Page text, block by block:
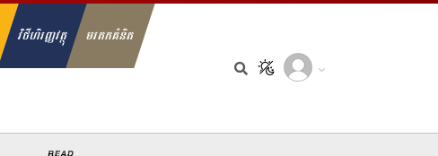
វិថីហិរញ្ញវត្ថុ មរតកគំនិត